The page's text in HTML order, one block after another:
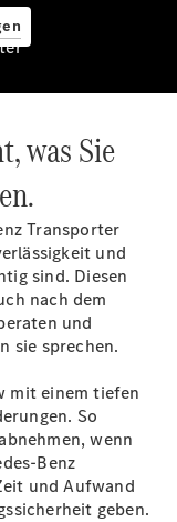
was Sie
Transporter
und
sind. Diesen
nach dem
und
sie sprechen.
mit einem tiefen
So
wenn
Benz
und Aufwand
geben.